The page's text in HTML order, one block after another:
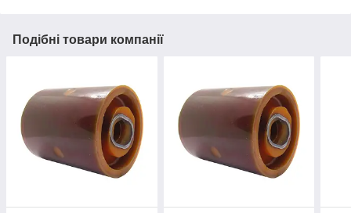
Подібні товари компанії